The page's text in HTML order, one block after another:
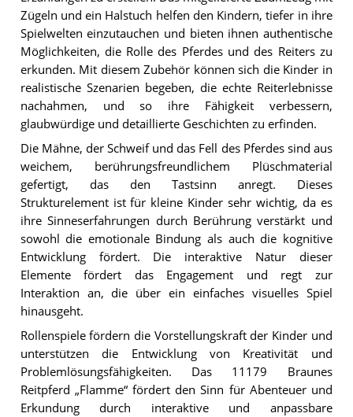
Zügeln und ein Halstuch helfen den Kindern, tiefer in ihre
Spielwelten einzutauchen und bieten ihnen authentische
Möglichkeiten, die Rolle des Pferdes und des Reiters zu
erkunden. Mit diesem Zubehör können sich die Kinder in
realistische Szenarien begeben, die echte Reiterlebnisse
nachahmen, und so ihre Fähigkeit verbessern,
glaubwürdige und detaillierte Geschichten zu erfinden.
Die Mähne, der Schweif und das Fell des Pferdes sind aus
weichem, berührungsfreundlichem Plüschmaterial
gefertigt, das den Tastsinn anregt. Dieses
Strukturelement ist für kleine Kinder sehr wichtig, da es
ihre Sinneserfahrungen durch Berührung verstärkt und
sowohl die emotionale Bindung als auch die kognitive
Entwicklung fördert. Die interaktive Natur dieser
Elemente fördert das Engagement und regt zur
Interaktion an, die über ein einfaches visuelles Spiel
hinausgeht.
Rollenspiele fördern die Vorstellungskraft der Kinder und
unterstützen die Entwicklung von Kreativität und
Problemlösungsfähigkeiten. Das 11179 Braunes
Reitpferd „Flamme“ fördert den Sinn für Abenteuer und
Erkundung durch interaktive und anpassbare